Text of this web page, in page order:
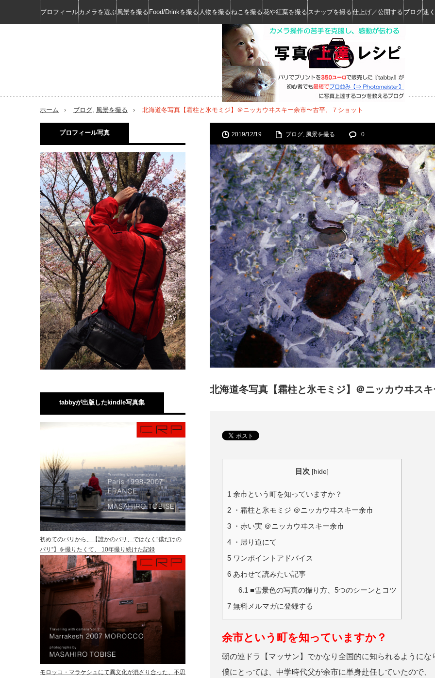
プロフィールカメラを選ぶ風景を撮る Food/Drinkを撮る 人物を撮るねこを撮る花や紅葉を撮る スナップを撮る仕上げ／公開する ブログ速
ホーム ブログ, 風景を撮る 北海道冬写真【霜柱と氷モミジ】＠ニッカウヰスキー余市〜古平、７ショット
2019/12/19 ブログ, 風景を撮る 0
北海道冬写真【霜柱と氷モミジ】＠ニッカウヰス
目次 [hide]
1 余市という町を知っていますか？
2 ・霜柱と氷モミジ ＠ニッカウヰスキー余市
3 ・赤い実 ＠ニッカウヰスキー余市
4 ・帰り道にて
5 ワンポイントアドバイス
6 あわせて読みたい記事
6.1 ■雪景色の写真の撮り方、5つのシーンとコツ
7 無料メルマガに登録する
余市という町を知っていますか？
朝の連ドラ【マッサン】でかなり全国的に知られるようにな
僕にとっては、中学時代父が余市に単身赴任していたので、
プロフィール写真
tabbyが出版したkindle写真集
初めてのパリから、【誰かのパリ、ではなく”僕だけの
パリ”】を撮りたくて、 10年撮り続けた記録
モロッコ・マラケシュにて異文化が混ざり合った、不思